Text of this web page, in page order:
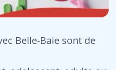
Belle-Baie sont de